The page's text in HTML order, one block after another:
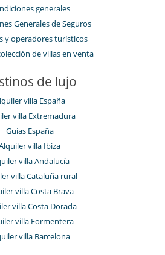
generales
Generales de Seguros
y operadores turísticos
de villas en venta
de lujo
villa España
villa Extremadura
Guías España
villa Ibiza
villa Andalucía
villa Cataluña rural
villa Costa Brava
villa Costa Dorada
villa Formentera
villa Barcelona